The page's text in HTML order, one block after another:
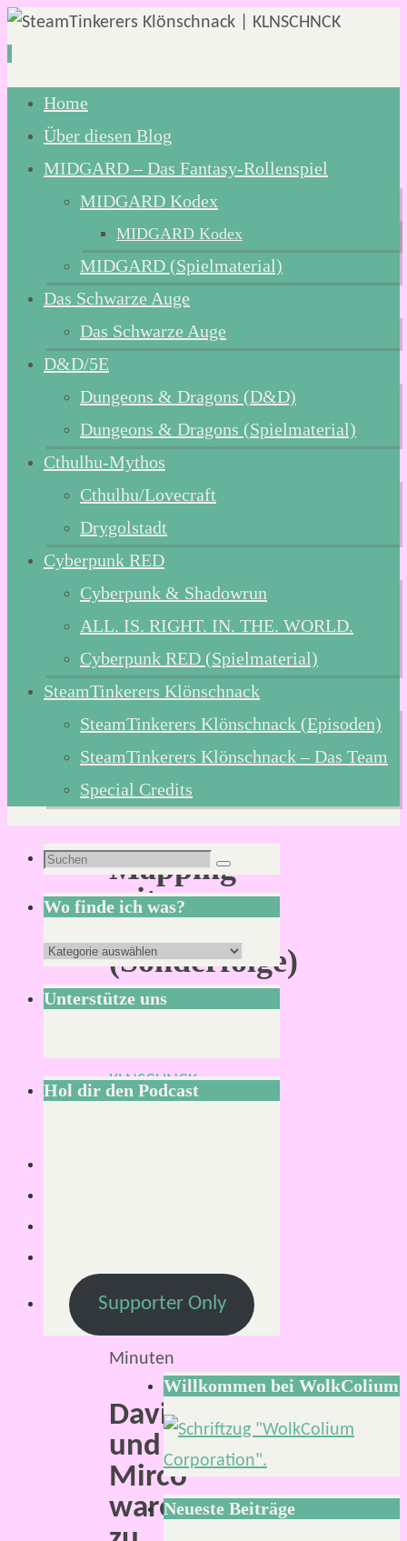
Zum
Inhalt
springen
Home
Über diesen Blog
MIDGARD – Das Fantasy-Rollenspiel
MIDGARD Kodex
MIDGARD Kodex
MIDGARD (Spielmaterial)
Das Schwarze Auge
Das Schwarze Auge
D&D/5E
Dungeons & Dragons (D&D)
Dungeons & Dragons (Spielmaterial)
Cthulhu-Mythos
Cthulhu/Lovecraft
Drygolstadt
Cyberpunk RED
Cyberpunk & Shadowrun
ALL. IS. RIGHT. IN. THE. WORLD.
Cyberpunk RED (Spielmaterial)
SteamTinkerers Klönschnack
SteamTinkerers Klönschnack (Episoden)
SteamTinkerers Klönschnack – Das Team
Special Credits
Mapping
mit
Inkarnate
(Sonderfolge)
KLNSCHNCK
Lesezeit:
Minuten
David
und
Mirco
waren
Suchen
nach:
Suchen
Wo finde ich was?
Wo
finde
ich
Unterstütze uns
Hol dir den Podcast
Supporter Only
Willkommen bei WolkColium
Neueste Beiträge